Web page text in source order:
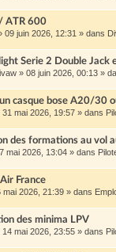
ATR 600
09 juin 2026, 12:31 » dans
Serie 2 Double
» 08 juin 2026, 00:13 »
casque bose A20/30
31 mai 2026, 19:57 » dans
des formations au vol
mai 2026, 13:04 » dans
France
mai 2026, 21:39 » dans
des minima LPV
14 mai 2026, 23:55 » dans